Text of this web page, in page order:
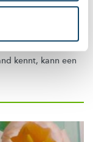
vun der
kennt, kann een